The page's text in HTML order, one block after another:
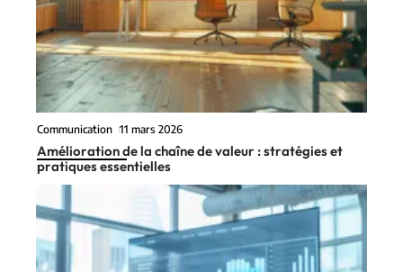
Communication 11 mars 2026
Amélioration de la chaîne de valeur : stratégies et
pratiques essentielles